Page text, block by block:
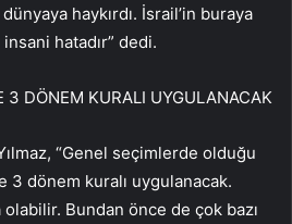
haykırdı. İsrail’in buraya
insani hatadır” dedi.
3 DÖNEM KURALI UYGULANACAK
“Genel seçimlerde olduğu
dönem kuralı uygulanacak.
Bundan önce de çok bazı